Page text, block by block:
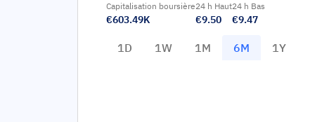
Capitalisation boursière
€603.49K
24 h Haut
€9.50
24 h Bas
€9.47
1D 1W 1M 6M 1Y